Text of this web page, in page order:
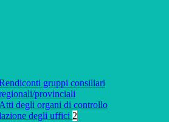
gruppi consiliari
provinciali
Atti degli organi di controllo
degli uffici 2